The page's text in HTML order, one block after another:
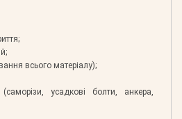
всього матеріалу);
(саморізи, усадкові болти, анкера,